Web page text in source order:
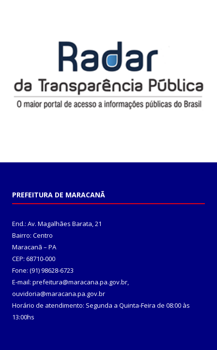
PREFEITURA DE MARACANÃ
End.: Av. Magalhães Barata, 21
Bairro: Centro
Maracanã – PA
CEP: 68710-000
Fone: (91) 98628-6723
E-mail: prefeitura@maracana.pa.gov.br,
ouvidoria@maracana.pa.gov.br
Horário de atendimento: Segunda a Quinta-Feira de 08:00 às
13:00hs